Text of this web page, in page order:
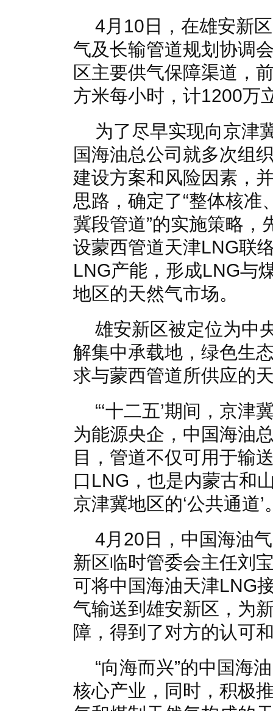
4月10日，在雄安新
气及长输管道规划协调
区主要供气保障渠道，
方米每小时，计1200万
为了尽早实现向京津
国海油总公司就多次组
建设方案和风险因素，
思路，确定了“整体核准
冀段管道”的实施策略，
设蒙西管道天津LNG联
LNG产能，形成LNG与
地区的天然气市场。
雄安新区被定位为中
解集中承载地，绿色生
求与蒙西管道所供应的
“‘十二五’期间，京津
为能源央企，中国海油
目，管道不仅可用于输
口LNG，也是内蒙古和
京津冀地区的‘公共通道
4月20日，中国海油
新区临时管委会主任刘
可将中国海油天津LNG
气输送到雄安新区，为
障，得到了对方的认可
“向海而兴”的中国海
核心产业，同时，积极